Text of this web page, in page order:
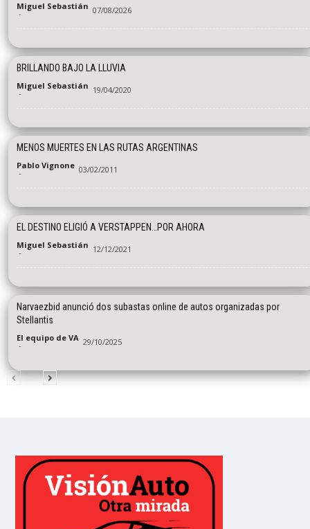
Miguel Sebastián
- 07/08/2026
BRILLANDO BAJO LA LLUVIA
Miguel Sebastián
- 19/04/2020
MENOS MUERTES EN LAS RUTAS ARGENTINAS
Pablo Vignone
- 03/02/2011
EL DESTINO ELIGIÓ A VERSTAPPEN…POR AHORA
Miguel Sebastián
- 12/12/2021
Narvaezbid anunció dos subastas online de autos organizadas por
Stellantis
El equipo de VA
- 29/10/2025